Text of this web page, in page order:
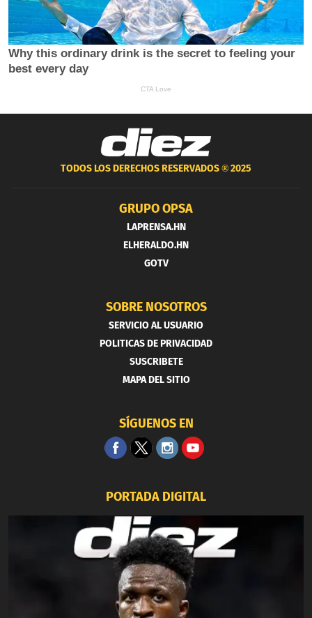
TODOS LOS DERECHOS RESERVADOS ®2025
GRUPO OPSA
LAPRENSA.HN
ELHERALDO.HN
GOTV
SOBRE NOSOTROS
SERVICIO AL USUARIO
POLITICAS DE PRIVACIDAD
SUSCRIBETE
MAPA DEL SITIO
SÍGUENOS EN
PORTADA DIGITAL